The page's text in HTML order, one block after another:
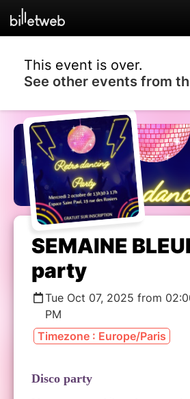
This event is over.
See other events from
SEMAINE
party
Tue Oct 07, 2025 from
PM
Timezone : Europe/Paris
Disco party